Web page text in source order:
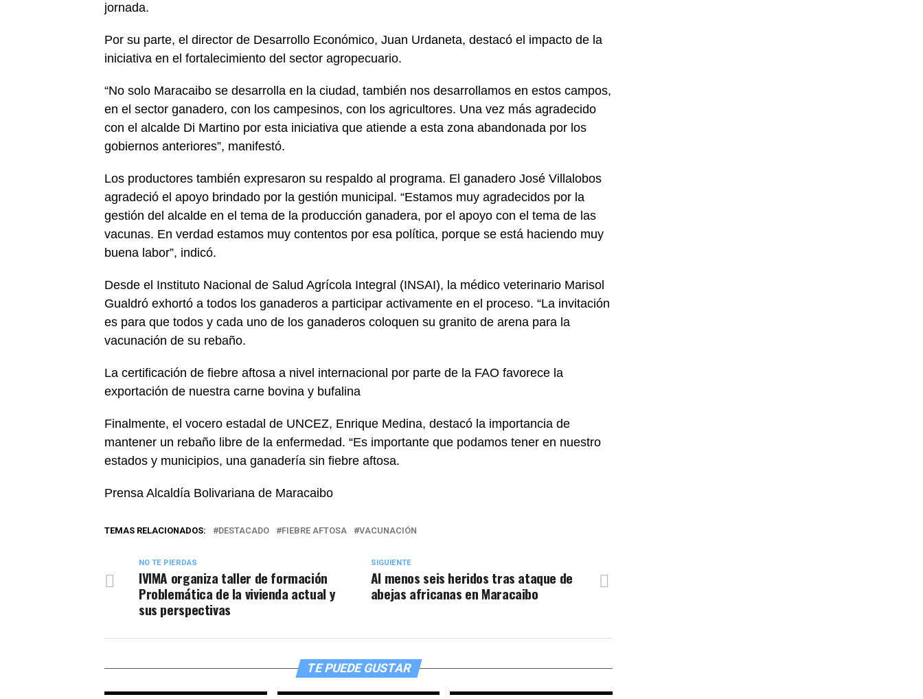
jornada.
Por su parte, el director de Desarrollo Económico, Juan Urdaneta, destacó el impacto de la
iniciativa en el fortalecimiento del sector agropecuario.
“No solo Maracaibo se desarrolla en la ciudad, también nos desarrollamos en estos campos,
en el sector ganadero, con los campesinos, con los agricultores. Una vez más agradecido
con el alcalde Di Martino por esta iniciativa que atiende a esta zona abandonada por los
gobiernos anteriores”, manifestó.
Los productores también expresaron su respaldo al programa. El ganadero José Villalobos
agradeció el apoyo brindado por la gestión municipal. “Estamos muy agradecidos por la
gestión del alcalde en el tema de la producción ganadera, por el apoyo con el tema de las
vacunas. En verdad estamos muy contentos por esa política, porque se está haciendo muy
buena labor”, indicó.
Desde el Instituto Nacional de Salud Agrícola Integral (INSAI), la médico veterinario Marisol
Gualdró exhortó a todos los ganaderos a participar activamente en el proceso. “La invitación
es para que todos y cada uno de los ganaderos coloquen su granito de arena para la
vacunación de su rebaño.
La certificación de fiebre aftosa a nivel internacional por parte de la FAO favorece la
exportación de nuestra carne bovina y bufalina
Finalmente, el vocero estadal de UNCEZ, Enrique Medina, destacó la importancia de
mantener un rebaño libre de la enfermedad. “Es importante que podamos tener en nuestro
estados y municipios, una ganadería sin fiebre aftosa.
Prensa Alcaldía Bolivariana de Maracaibo
TEMAS RELACIONADOS: DESTACADO FIEBRE AFTOSA VACUNACIÓN
SIGUIENTE
Al menos seis heridos tras ataque de
abejas africanas en Maracaibo
NO TE PIERDAS
‎IVIMA organiza taller de formación
Problemática de la vivienda actual y
sus perspectivas
TE PUEDE GUSTAR